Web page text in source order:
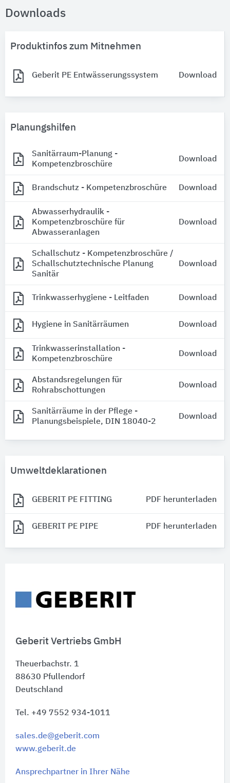
Geberit Vertriebs GmbH
Theuerbachstr. 1
88630 Pfullendorf
Deutschland
Tel. +49 7552 934-1011
sales.de@geberit.com
www.geberit.de
Ansprechpartner in Ihrer Nähe
Downloads
Produktinfos zum Mitnehmen
Geberit PE Entwässerungssystem Download
Planungshilfen
Sanitärraum-Planung -
Kompetenzbroschüre
Download
Brandschutz - Kompetenzbroschüre Download
Abwasserhydraulik -
Kompetenzbroschüre für
Abwasseranlagen
Download
Schallschutz - Kompetenzbroschüre /
Schallschutztechnische Planung
Sanitär
Download
Trinkwasserhygiene - Leitfaden Download
Hygiene in Sanitärräumen Download
Trinkwasserinstallation -
Kompetenzbroschüre
Download
Abstandsregelungen für
Rohrabschottungen
Download
Sanitärräume in der Pflege -
Planungsbeispiele, DIN 18040-2
Download
Umweltdeklarationen
GEBERIT PE FITTING PDF herunterladen
GEBERIT PE PIPE PDF herunterladen